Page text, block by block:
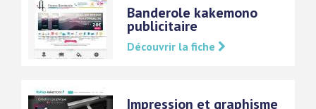
Banderole kakemono
publicitaire
Découvrir la fiche
Impression et graphisme